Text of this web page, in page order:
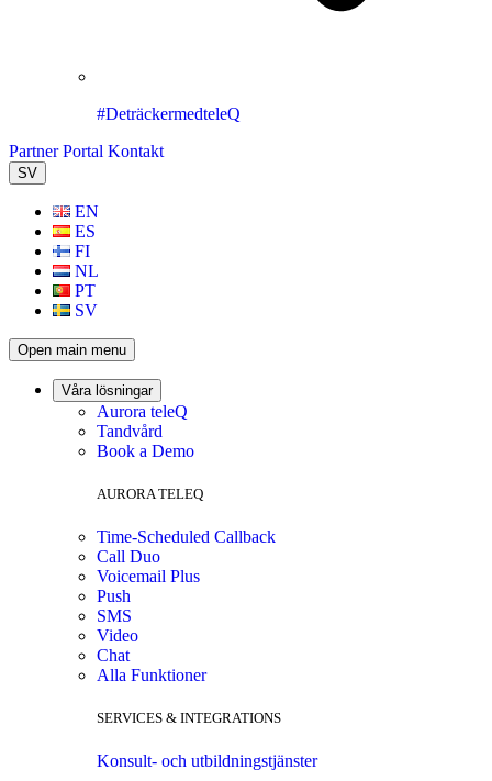
#DeträckermedteleQ
Partner Portal Kontakt
SV
EN
ES
FI
NL
PT
SV
Open main menu
Våra lösningar
Aurora teleQ
Tandvård
Book a Demo
AURORA TELEQ
Time-Scheduled Callback
Call Duo
Voicemail Plus
Push
SMS
Video
Chat
Alla Funktioner
SERVICES & INTEGRATIONS
Konsult- och utbildningstjänster